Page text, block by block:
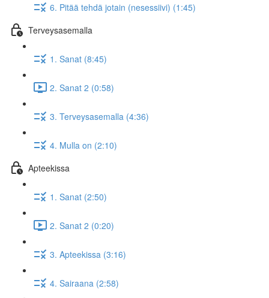
6. Pitää tehdä jotain (nesessiivi) (1:45)
Terveysasemalla
1. Sanat (8:45)
2. Sanat 2 (0:58)
3. Terveysasemalla (4:36)
4. Mulla on (2:10)
Apteekissa
1. Sanat (2:50)
2. Sanat 2 (0:20)
3. Apteekissa (3:16)
4. Sairaana (2:58)